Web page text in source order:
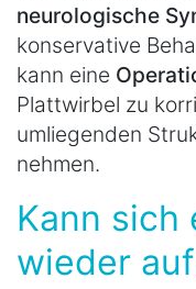
neurologische
konservative
kann eine
Plattwirbel zu
umliegenden
nehmen.
Kann sich
wieder